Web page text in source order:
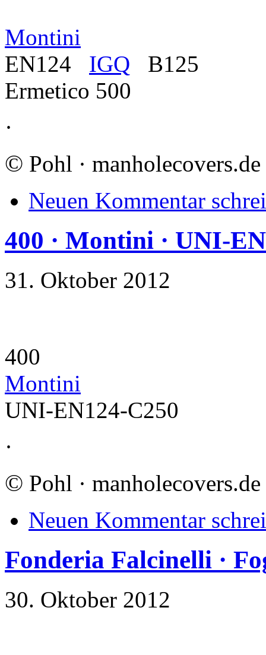
Montini
EN124 IGQ B125
Ermetico 500
·
© Pohl · manholecovers.de
Neuen Kommentar
400 · Montini · UNI-
31. Oktober 2012
400
Montini
UNI-EN124-C250
·
© Pohl · manholecovers.de
Neuen Kommentar
Fonderia Falcinelli ·
30. Oktober 2012